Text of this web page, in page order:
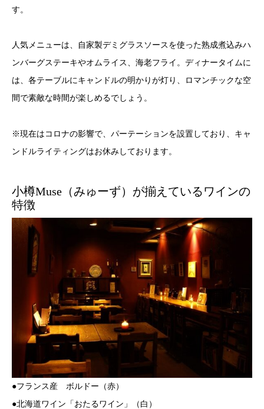
す。
人気メニューは、自家製デミグラスソースを使った熟成煮込みハ
ンバーグステーキやオムライス、海老フライ。ディナータイムに
は、各テーブルにキャンドルの明かりが灯り、ロマンチックな空
間で素敵な時間が楽しめるでしょう。
※現在はコロナの影響で、パーテーションを設置しており、キャ
ンドルライティングはお休みしております。
小樽Muse（みゅーず）が揃えているワインの
特徴
●フランス産 ボルドー（赤）
●北海道ワイン「おたるワイン」（白）